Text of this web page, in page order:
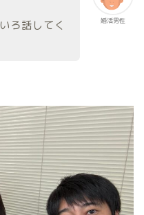
婚活男性
ろ話してく